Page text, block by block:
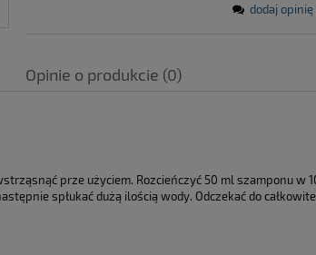
dodaj opinię
Opinie o produkcie (0)
prze użyciem. Rozcieńczyć 50 ml szamponu w
spłukać dużą ilością wody. Odczekać do